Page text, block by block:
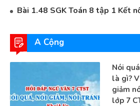
Bài 1.48 SGK Toán 8 tập 1 Kết
A Cộng
Nói
là gì?
giảm
lớp 7